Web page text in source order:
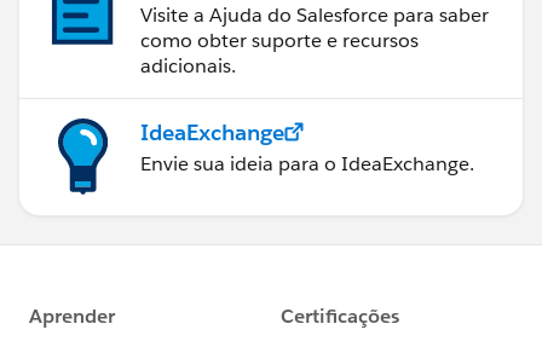
Visite a Ajuda do Salesforce para saber
como obter suporte e recursos
adicionais.
IdeaExchange
Envie sua ideia para o IdeaExchange.